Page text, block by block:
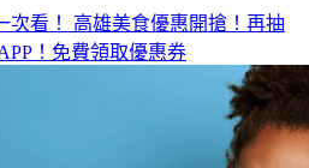
次看！ 高雄美食優惠開搶！再抽
！免費領取優惠券